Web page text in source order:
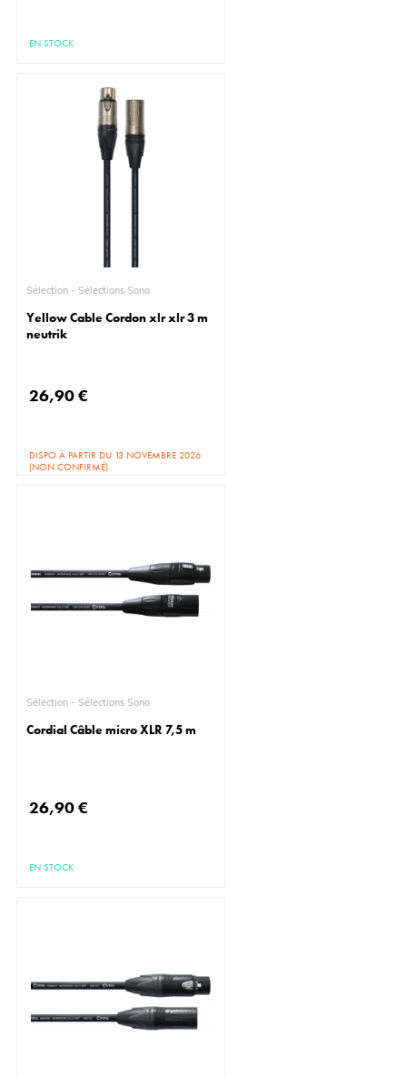
EN STOCK
Sélection - Sélections Sono
Yellow Cable Cordon xlr xlr 3 m
neutrik
26,90 €
DISPO À PARTIR DU 13 NOVEMBRE 2026
(NON CONFIRMÉ)
Sélection - Sélections Sono
Cordial Câble micro XLR 7,5 m
26,90 €
EN STOCK